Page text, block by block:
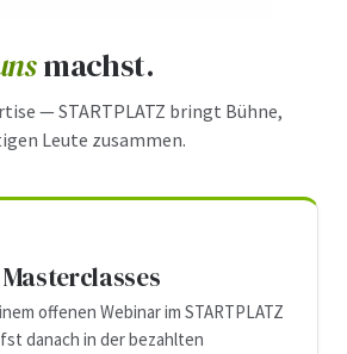
machst.
— STARTPLATZ bringt Bühne,
Leute zusammen.
offenen Webinar im STARTPLATZ
danach in der bezahlten